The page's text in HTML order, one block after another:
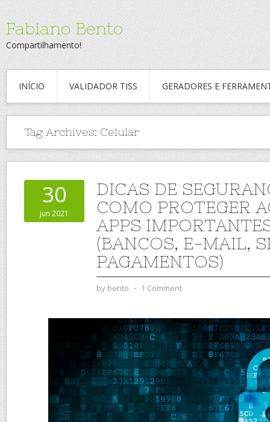
Fabiano Bento
Compartilhamento!
INÍCIO VALIDADOR TISS GERADORES E
Tag Archives: Celular
30
jun 2021
DICAS DE
COMO PROTEGER
APPS
(BANCOS, E-MAIL,
PAGAMENTOS)
by bento ⋅ 1 Comment